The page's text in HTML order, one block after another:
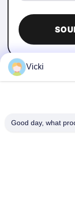
Vicki
Good day, what